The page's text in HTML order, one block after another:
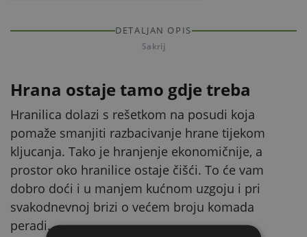
DETALJAN OPIS
Sakrij
Hrana ostaje tamo gdje treba
Hranilica dolazi s rešetkom na posudi koja
pomaže smanjiti razbacivanje hrane tijekom
kljucanja. Tako je hranjenje ekonomičnije, a
prostor oko hranilice ostaje čišći. To će vam
dobro doći i u manjem kućnom uzgoju i pri
svakodnevnoj brizi o većem broju komada
peradi.